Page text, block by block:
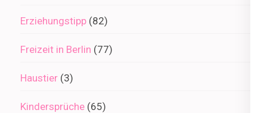
Erziehungstipp (82)
Freizeit in Berlin (77)
Haustier (3)
Kindersprüche (65)